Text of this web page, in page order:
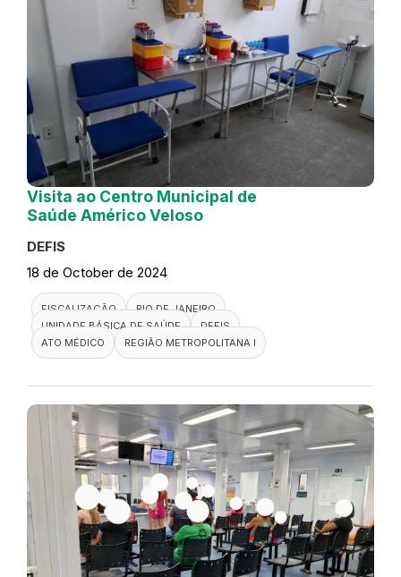
Visita ao Centro Municipal de
Saúde Américo Veloso
DEFIS
18 de October de 2024
FISCALIZAÇÃO
RIO DE JANEIRO
UNIDADE BÁSICA DE SAÚDE
DEFIS
ATO MÉDICO
REGIÃO METROPOLITANA I